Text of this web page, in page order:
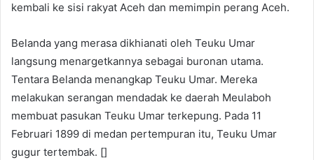
kembali ke sisi rakyat Aceh dan memimpin perang Aceh.
Belanda yang merasa dikhianati oleh Teuku Umar
langsung menargetkannya sebagai buronan utama.
Tentara Belanda menangkap Teuku Umar. Mereka
melakukan serangan mendadak ke daerah Meulaboh
membuat pasukan Teuku Umar terkepung. Pada 11
Februari 1899 di medan pertempuran itu, Teuku Umar
gugur tertembak. []